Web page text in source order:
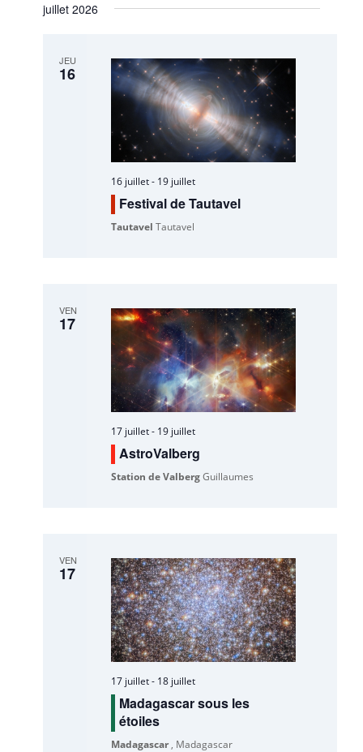
juillet 2026
JEU
16
16 juillet- 19 juillet
Festival de Tautavel
TautavelTautavel
VEN
17
17 juillet- 19 juillet
AstroValberg
Station de ValbergGuillaumes
VEN
17
17 juillet- 18 juillet
Madagascar sous les
étoiles
Madagascar , Madagascar